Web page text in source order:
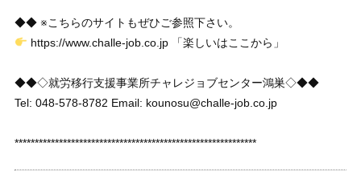
◆◆ ※こちらのサイトもぜひご参照下さい。
https://www.challe-job.co.jp 「楽しいはここから」
◆◆◇就労移行支援事業所チャレジョブセンター鴻巣◇◆◆
Tel: 048-578-8782 Email: kounosu@challe-job.co.jp
************************************************************